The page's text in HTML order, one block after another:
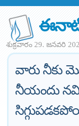
శుక్రవారం 29. జనవరి
వారు నీకు
నీయందు